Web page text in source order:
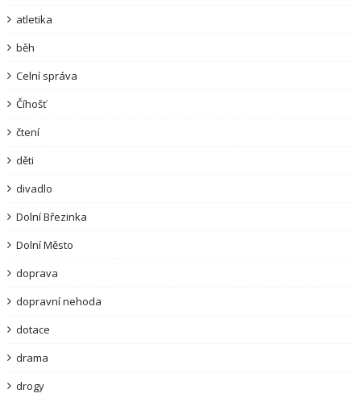
atletika
běh
Celní správa
Číhošť
čtení
děti
divadlo
Dolní Březinka
Dolní Město
doprava
dopravní nehoda
dotace
drama
drogy